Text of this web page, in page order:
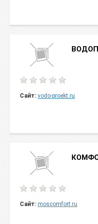
Сайт: vodo-proekt.ru
Сайт: moscomfort.ru